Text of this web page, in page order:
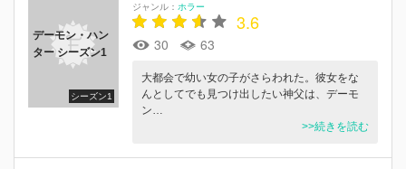
シーズン1
デーモン・ハン
ター シーズン1
ジャンル： ホラー
3.6
30 63
大都会で幼い女の子がさらわれた。彼女をな
んとしてでも見つけ出したい神父は、デーモ
ン…
>>続きを読む